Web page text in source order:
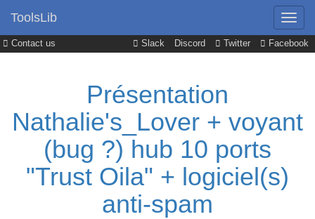
Contact us Slack Discord Twitter Facebook
ToolsLib
Présentation
Nathalie's_Lover + voyant
(bug ?) hub 10 ports
"Trust Oila" + logiciel(s)
anti-spam